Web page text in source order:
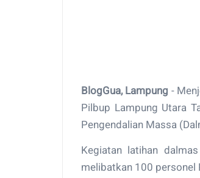
BlogGua, Lampung -
Pilbup Lampung Utara
Pengendalian Massa
Kegiatan latihan
melibatkan 100 personel